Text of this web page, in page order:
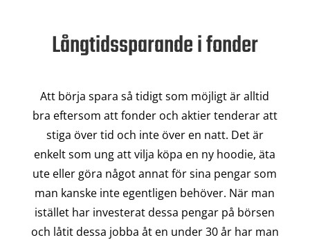
Långtidssparande i fonder
Att börja spara så tidigt som möjligt är alltid
bra eftersom att fonder och aktier tenderar att
stiga över tid och inte över en natt. Det är
enkelt som ung att vilja köpa en ny hoodie, äta
ute eller göra något annat för sina pengar som
man kanske inte egentligen behöver. När man
istället har investerat dessa pengar på börsen
och låtit dessa jobba åt en under 30 år har man